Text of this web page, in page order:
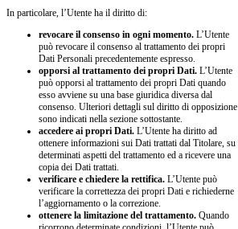
In particolare, l’Utente ha il diritto di:
revocare il consenso in ogni momento. L’Utente
può revocare il consenso al trattamento dei propri
Dati Personali precedentemente espresso.
opporsi al trattamento dei propri Dati. L’Utente
può opporsi al trattamento dei propri Dati quando
esso avviene su una base giuridica diversa dal
consenso. Ulteriori dettagli sul diritto di opposizione
sono indicati nella sezione sottostante.
accedere ai propri Dati. L’Utente ha diritto ad
ottenere informazioni sui Dati trattati dal Titolare, su
determinati aspetti del trattamento ed a ricevere una
copia dei Dati trattati.
verificare e chiedere la rettifica. L’Utente può
verificare la correttezza dei propri Dati e richiederne
l’aggiornamento o la correzione.
ottenere la limitazione del trattamento. Quando